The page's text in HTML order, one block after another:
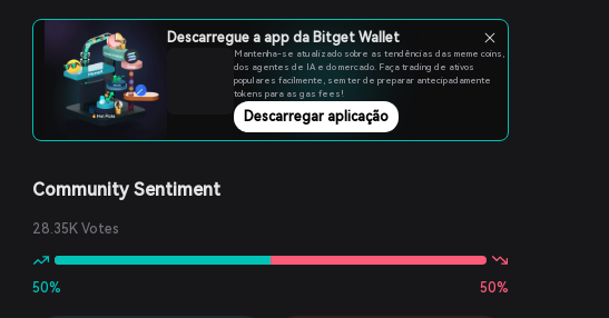
Descarregue a app da Bitget Wallet
Mantenha-se atualizado sobre as tendências das meme coins,
dos agentes de IA e do mercado. Faça trading de ativos
populares facilmente, sem ter de preparar antecipadamente
tokens para as gas fees!
Descarregar aplicação
Community Sentiment
28.35K Votes
50% 50%